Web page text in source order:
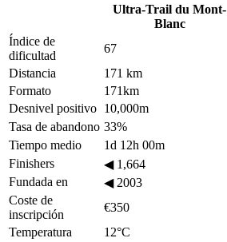
Ultra-Trail du Mont-
Blanc
Índice de
dificultad
67
Distancia
171 km
Formato
171km
Desnivel positivo 10,000m
Tasa de abandono 33%
Tiempo medio
1d 12h 00m
Finishers
◀1,664
Fundada en
◀2003
Coste de
inscripción
€350
Temperatura
12°C